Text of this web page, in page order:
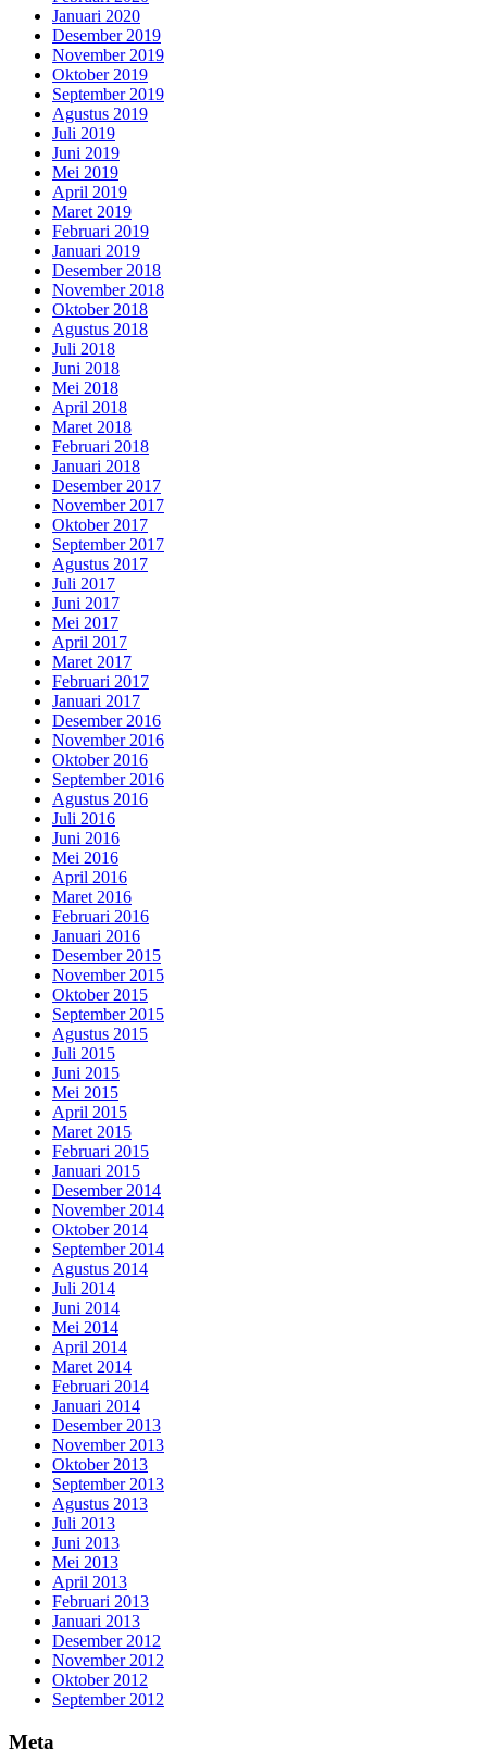
Januari 2020
Desember 2019
November 2019
Oktober 2019
September 2019
Agustus 2019
Juli 2019
Juni 2019
Mei 2019
April 2019
Maret 2019
Februari 2019
Januari 2019
Desember 2018
November 2018
Oktober 2018
Agustus 2018
Juli 2018
Juni 2018
Mei 2018
April 2018
Maret 2018
Februari 2018
Januari 2018
Desember 2017
November 2017
Oktober 2017
September 2017
Agustus 2017
Juli 2017
Juni 2017
Mei 2017
April 2017
Maret 2017
Februari 2017
Januari 2017
Desember 2016
November 2016
Oktober 2016
September 2016
Agustus 2016
Juli 2016
Juni 2016
Mei 2016
April 2016
Maret 2016
Februari 2016
Januari 2016
Desember 2015
November 2015
Oktober 2015
September 2015
Agustus 2015
Juli 2015
Juni 2015
Mei 2015
April 2015
Maret 2015
Februari 2015
Januari 2015
Desember 2014
November 2014
Oktober 2014
September 2014
Agustus 2014
Juli 2014
Juni 2014
Mei 2014
April 2014
Maret 2014
Februari 2014
Januari 2014
Desember 2013
November 2013
Oktober 2013
September 2013
Agustus 2013
Juli 2013
Juni 2013
Mei 2013
April 2013
Februari 2013
Januari 2013
Desember 2012
November 2012
Oktober 2012
September 2012
Meta